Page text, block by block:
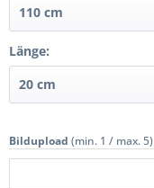
Länge:
Bildupload (min. 1 / max. 5)